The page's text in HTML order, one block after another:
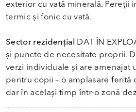
exterior cu vată minerală. Pereții
termic și fonic cu vată.
Sector rezidențial
DAT ÎN
și puncte de necesitate proprii.
verzi individuale și are amenajat
pentru copii – o amplasare ferită
dar în același timp într-o zonă